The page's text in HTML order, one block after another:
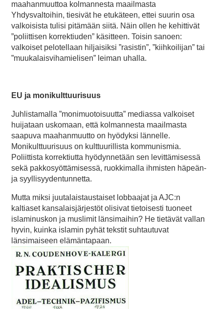
maahanmuuttoa kolmannesta maailmasta
Yhdysvaltoihin, tiesivät he etukäteen, ettei suurin osa
valkoisista tulisi pitämään siitä. Näin ollen he kehittivät
”poliittisen korrektiuden” käsitteen. Toisin sanoen:
valkoiset pelotellaan hiljaisiksi ”rasistin”, ”kiihkoilijan” tai
”muukalaisvihamielisen” leiman uhalla.
EU ja monikulttuurisuus
Juhlistamalla ”monimuotoisuutta” mediassa valkoiset
huijataan uskomaan, että kolmannesta maailmasta
saapuva maahanmuutto on hyödyksi lännelle.
Monikulttuurisuus on kulttuurillista kommunismia.
Poliittista korrektiutta hyödynnetään sen levittämisessä
sekä pakkosyöttämisessä, ruokkimalla ihmisten häpeän-
ja syyllisyydentunnetta.
Mutta miksi juutalaistaustaiset lobbaajat ja AJC:n
kaltiaset kansalaisjärjestöt olisivat tietoisesti tuoneet
islaminuskon ja muslimit länsimaihin? He tietävät vallan
hyvin, kuinka islamin pyhät tekstit suhtautuvat
länsimaiseen elämäntapaan.